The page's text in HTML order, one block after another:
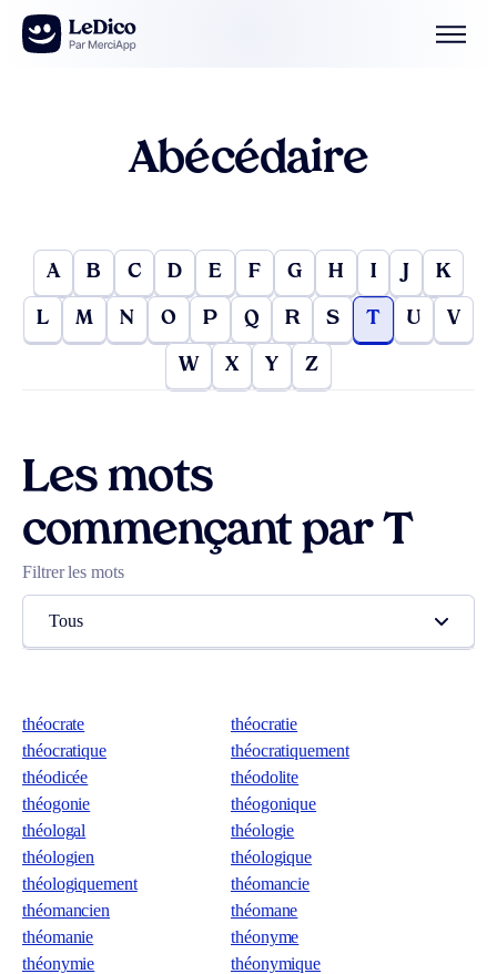
Aller au contenu
Abécédaire
A B C D E F G H I J K
L M N O P Q R S T U V
W X Y Z
Les mots
commençant par T
Filtrer les mots
Tous
théocrate
théocratie
théocratique
théocratiquement
théodicée
théodolite
théogonie
théogonique
théologal
théologie
théologien
théologique
théologiquement
théomancie
théomancien
théomane
théomanie
théonyme
théonymie
théonymique